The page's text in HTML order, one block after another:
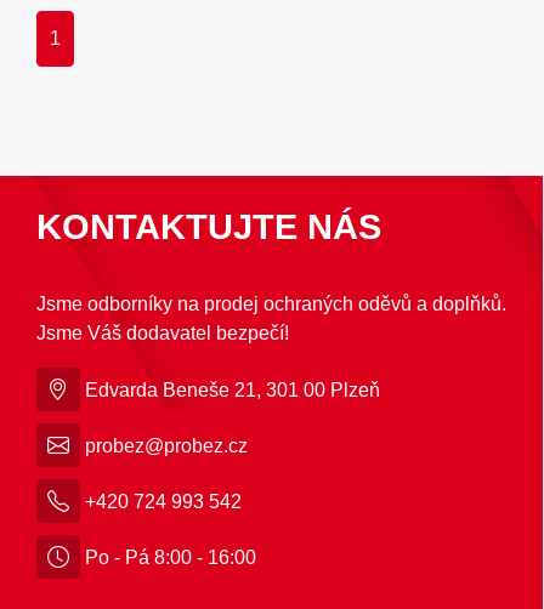
1
KONTAKTUJTE NÁS
Jsme odborníky na prodej ochraných oděvů a doplňků.
Jsme Váš dodavatel bezpečí!
Edvarda Beneše 21, 301 00 Plzeň
probez@probez.cz
+420 724 993 542
Po - Pá 8:00 - 16:00